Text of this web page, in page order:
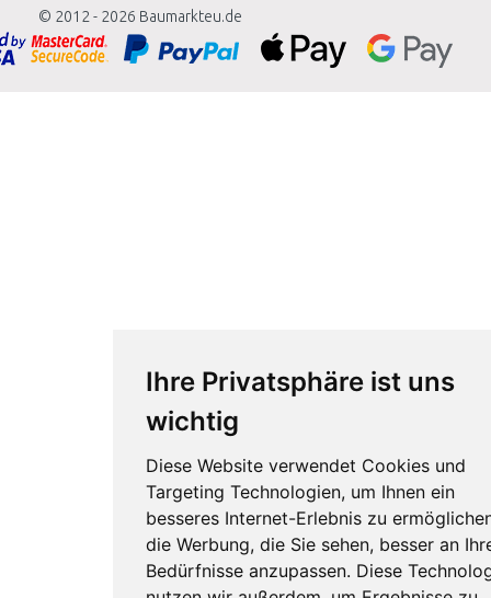
Ihre Privatsphäre ist uns
wichtig
Diese Website verwendet Cookies und
Targeting Technologien, um Ihnen ein
besseres Internet-Erlebnis zu
die Werbung, die Sie sehen, besser an
Bedürfnisse anzupassen. Diese
© 2012 - 2026 Baumarkteu.de